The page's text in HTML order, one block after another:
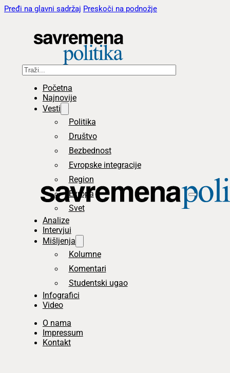
Pređi na glavni sadržaj Preskoči na podnožje
Pretraga
Početna
Najnovije
Vesti
Politika
Društvo
Bezbednost
Evropske integracije
Region
Evropa
Svet
Analize
Intervjui
Mišljenja
Kolumne
Komentari
Studentski ugao
Infografici
Video
O nama
Impressum
Kontakt